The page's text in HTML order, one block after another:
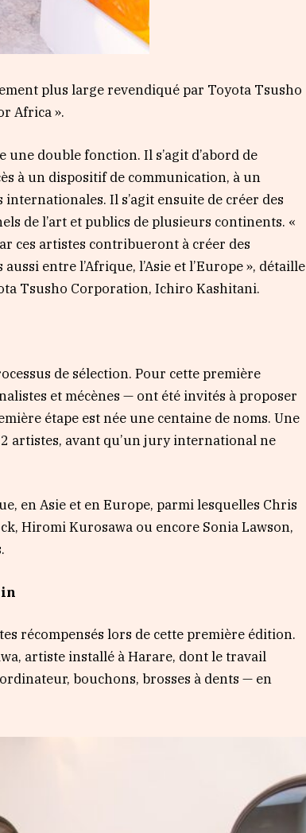
plus large revendiqué par Toyota Tsusho
Africa ».
double fonction. Il s’agit d’abord de
à un dispositif de communication, à un
Il s’agit ensuite de créer des
de l’art et publics de plusieurs continents. «
ces artistes contribueront à créer des
entre l’Afrique, l’Asie et l’Europe », détaille
Tsusho Corporation, Ichiro Kashitani.
de sélection. Pour cette première
et mécènes — ont été invités à proposer
étape est née une centaine de noms. Une
artistes, avant qu’un jury international ne
en Asie et en Europe, parmi lesquelles Chris
Hiromi Kurosawa ou encore Sonia Lawson,
récompensés lors de cette première édition.
artiste installé à Harare, dont le travail
bouchons, brosses à dents — en